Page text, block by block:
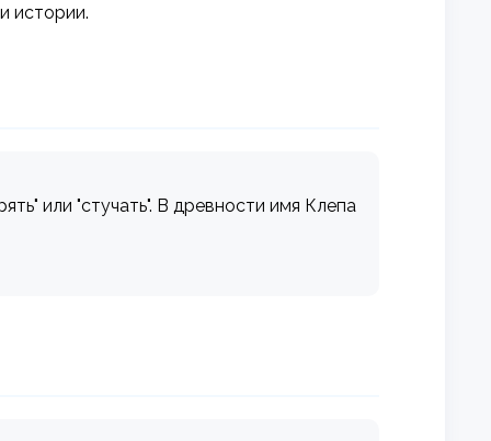
истории.
или "стучать". В древности имя Клепа